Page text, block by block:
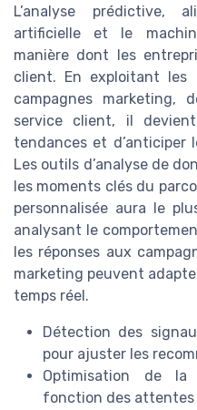
L’analyse prédictive,
artificielle et le
manière dont les
client. En exploitant les
campagnes marketing,
service client, il
tendances et d’anticiper
Les outils d’analyse de
les moments clés du
personnalisée aura le
analysant le
les réponses aux
marketing peuvent
temps réel.
Détection des
pour ajuster les
Optimisation de
fonction des